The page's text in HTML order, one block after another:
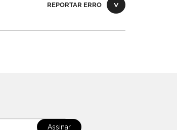
REPORTAR ERRO